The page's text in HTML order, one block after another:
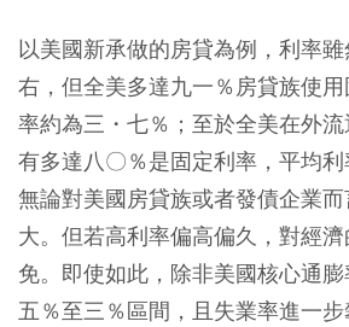
以美國新承做的房貸為例，利率
右，但全美多達九一％房貸族使
率約為三・七％；至於全美在外
有多達八〇％是固定利率，平均
無論對美國房貸族或者發債企業
大。但若高利率偏高偏久，對經
免。即使如此，除非美國核心通膨
五％至三％區間，且失業率進一